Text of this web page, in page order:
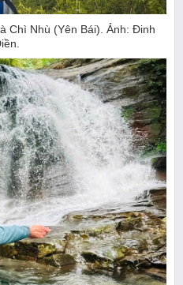
Chì Nhù (Yên Bái). Ảnh: Đinh